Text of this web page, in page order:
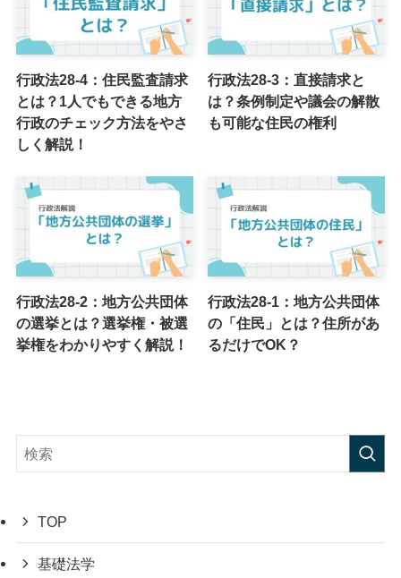
行政法28-4：住民監査請求
とは？1人でもできる地方
行政のチェック方法をやさ
しく解説！
行政法28-3：直接請求と
は？条例制定や議会の解散
も可能な住民の権利
行政法28-2：地方公共団体
の選挙とは？選挙権・被選
挙権をわかりやすく解説！
行政法28-1：地方公共団体
の「住民」とは？住所があ
るだけでOK？
TOP
基礎法学